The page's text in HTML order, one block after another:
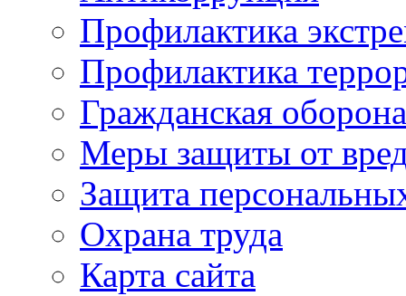
Профилактика
Профилактика
Гражданская оборона
Меры защиты от
Защита
Охрана труда
Карта сайта